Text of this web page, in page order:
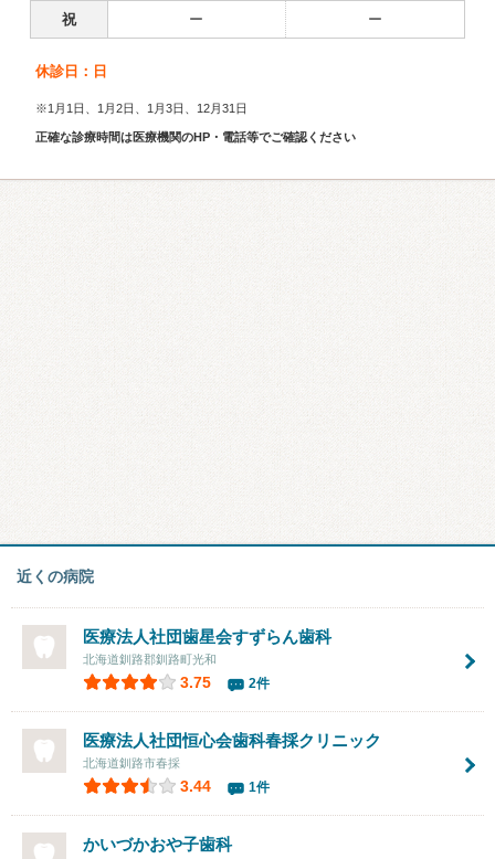
祝 ー ー
休診日：日
※1月1日、1月2日、1月3日、12月31日
正確な診療時間は医療機関のHP・電話等でご確認ください
近くの病院
医療法人社団歯星会すずらん歯科
北海道釧路郡釧路町光和
3.75 2件
医療法人社団恒心会歯科春採クリニック
北海道釧路市春採
3.44 1件
かいづかおや子歯科